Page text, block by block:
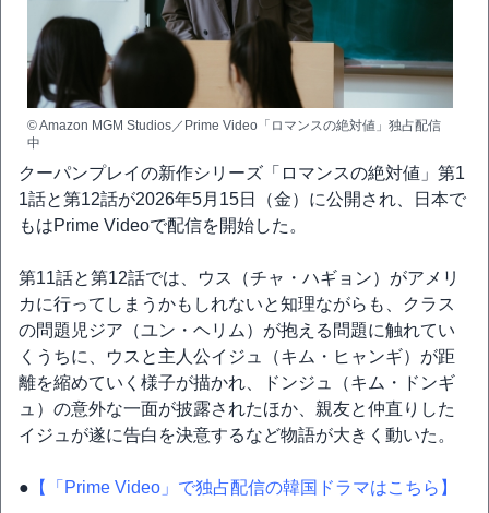
© Amazon MGM Studios／Prime Video「ロマンスの絶対値」独占配信
中
クーパンプレイの新作シリーズ「ロマンスの絶対値」第1
1話と第12話が2026年5月15日（金）に公開され、日本で
もはPrime Videoで配信を開始した。
第11話と第12話では、ウス（チャ・ハギョン）がアメリ
カに行ってしまうかもしれないと知理ながらも、クラス
の問題児ジア（ユン・ヘリム）が抱える問題に触れてい
くうちに、ウスと主人公イジュ（キム・ヒャンギ）が距
離を縮めていく様子が描かれ、ドンジュ（キム・ドンギ
ュ）の意外な一面が披露されたほか、親友と仲直りした
イジュが遂に告白を決意するなど物語が大きく動いた。
● 【「Prime Video」で独占配信の韓国ドラマはこちら】